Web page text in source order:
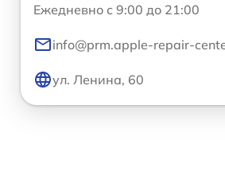
Ежедневно с 9:00 до 21:00
info@prm.apple-repair-
ул. Ленина, 60